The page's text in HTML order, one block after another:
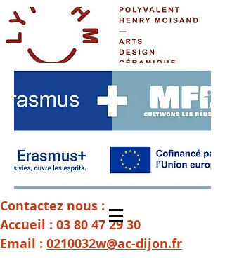
Contactez nous :
Accueil : 03 80 47 29 30
Email : 0210032w@ac-dijon.fr